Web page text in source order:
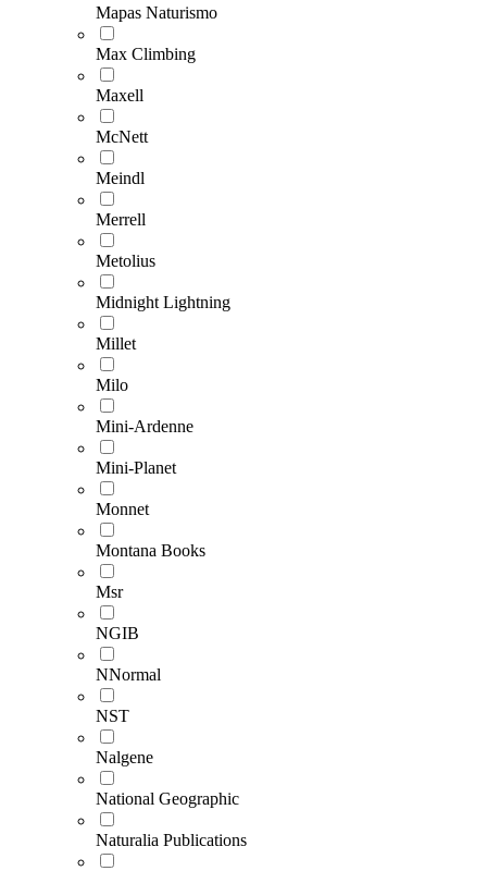
Mapas Naturismo
Max Climbing
Maxell
McNett
Meindl
Merrell
Metolius
Midnight Lightning
Millet
Milo
Mini-Ardenne
Mini-Planet
Monnet
Montana Books
Msr
NGIB
NNormal
NST
Nalgene
National Geographic
Naturalia Publications